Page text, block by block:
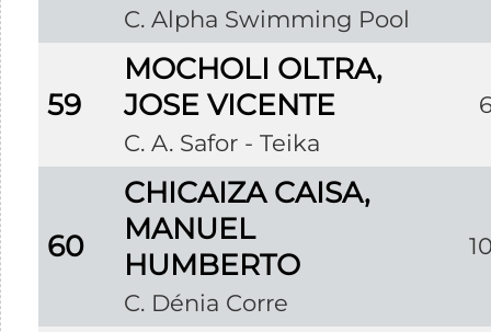
C. Alpha Swimming Pool
59
MOCHOLI OLTRA,
JOSE VICENTE
C. A. Safor - Teika
60
CHICAIZA CAISA,
MANUEL
HUMBERTO
C. Dénia Corre